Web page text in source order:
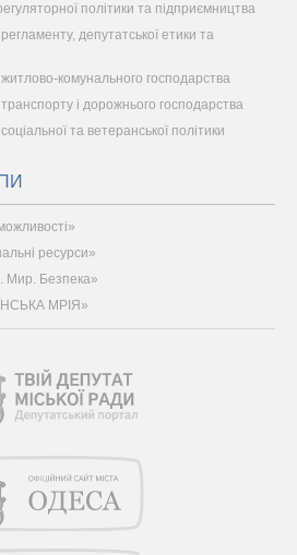
політики та підприємництва
депутатської етики та
житлово-комунального господарства
і дорожнього господарства
та ветеранської політики
ресурси»
Мир. Безпека»
МРІЯ»